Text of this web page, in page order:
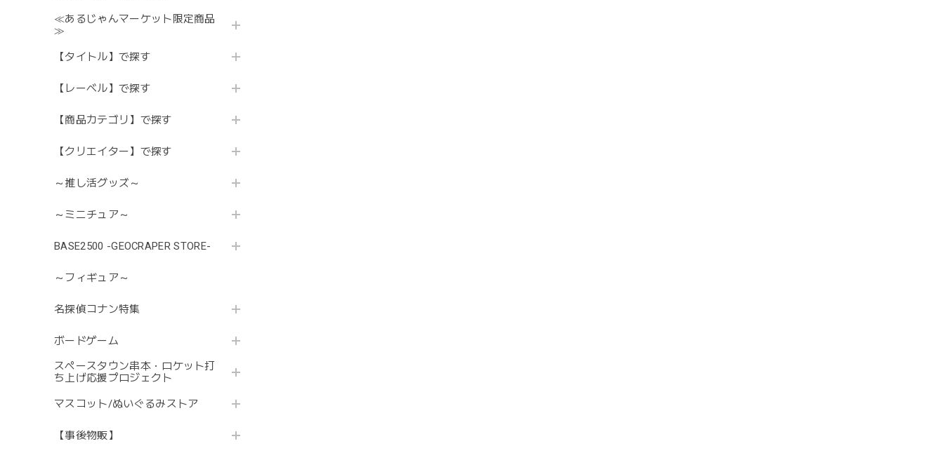
≪あるじゃんマーケット限定商品
≫
【タイトル】で探す
【レーベル】で探す
【商品カテゴリ】で探す
【クリエイター】で探す
～推し活グッズ～
～ミニチュア～
BASE2500 -GEOCRAPER STORE-
～フィギュア～
名探偵コナン特集
ボードゲーム
スペースタウン串本・ロケット打
ち上げ応援プロジェクト
マスコット/ぬいぐるみストア
【事後物販】